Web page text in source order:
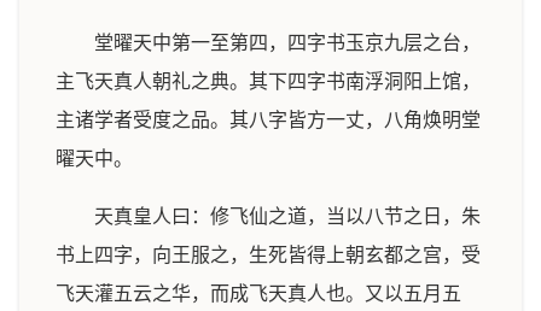
堂曜天中第一至第四，四字书玉京九层之台，
主飞天真人朝礼之典。其下四字书南浮洞阳上馆，
主诸学者受度之品。其八字皆方一丈，八角焕明堂
曜天中。
天真皇人曰：修飞仙之道，当以八节之日，朱
书上四字，向王服之，生死皆得上朝玄都之宫，受
飞天灌五云之华，而成飞天真人也。又以五月五